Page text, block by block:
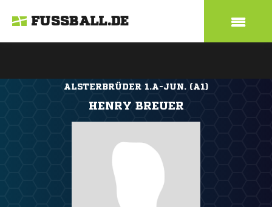
FUSSBALL.DE
ALSTERBRÜDER 1.A-JUN. (A1)
HENRY BREUER